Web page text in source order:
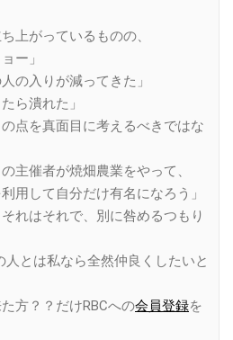
上がっているものの、
ー」
の入りが減ってきた」
ら潰れた」
点を真面目に考えるべきではな
主催者が焼畑農業をやって、
用して自分だけ有名になろう」
れはそれで、別に咎めるつもり
とは私なら全然仲良くしたいと
方？？だけRBCへの会員登録を